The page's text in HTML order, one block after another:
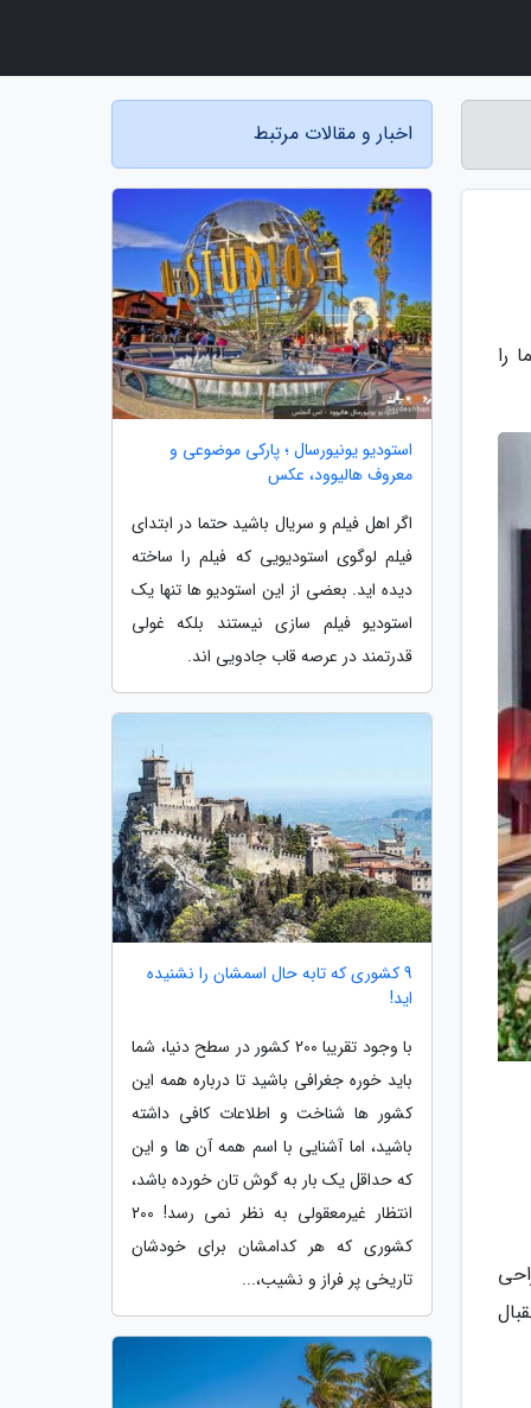
را
دارای طراحی
اخبار و مقالات مرتبط
استودیو یونیورسال ؛ پارکی موضوعی و
معروف هالیوود، عکس
اگر اهل فیلم و سریال باشید حتما در ابتدای
فیلم لوگوی استودیویی که فیلم را ساخته
دیده اید. بعضی از این استودیو ها تنها یک
استودیو فیلم سازی نیستند بلکه غولی
قدرتمند در عرصه قاب جادویی اند.
9 کشوری که تابه حال اسمشان را نشنیده
اید!
با وجود تقریبا 200 کشور در سطح دنیا، شما
باید خوره جغرافی باشید تا درباره همه این
کشور ها شناخت و اطلاعات کافی داشته
باشید، اما آشنایی با اسم همه آن ها و این
که حداقل یک بار به گوش تان خورده باشد،
انتظار غیرمعقولی به نظر نمی رسد! 200
کشوری که هر کدامشان برای خودشان
تاریخی پر فراز و نشیب،...